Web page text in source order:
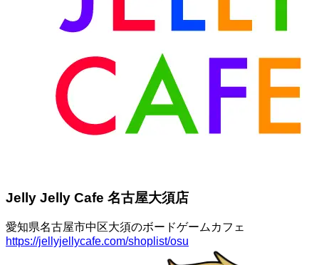
Jelly Jelly Cafe 名古屋大須店
愛知県名古屋市中区大須のボードゲームカフェ
https://jellyjellycafe.com/shoplist/osu